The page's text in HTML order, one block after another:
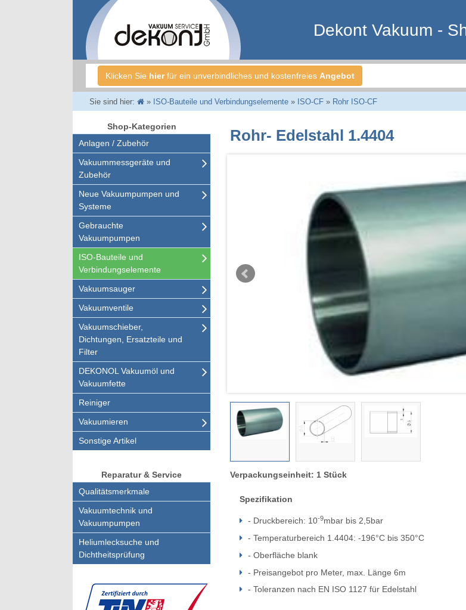
Dekont Vakuum -
Klicken Sie hierfür ein unverbindliches und kostenfreies Angebot
Sie sind hier: » ISO-Bauteile und Verbindungselemente» ISO-CF» Rohr ISO-CF
Shop-Kategorien
Anlagen / Zubehör
Vakuummessgeräte und
Zubehör
Neue Vakuumpumpen und
Systeme
Gebrauchte
Vakuumpumpen
ISO-Bauteile und
Verbindungselemente
Vakuumsauger
Vakuumventile
Vakuumschieber,
Dichtungen, Ersatzteile und
Filter
DEKONOL Vakuumöl und
Vakuumfette
Reiniger
Vakuumieren
Sonstige Artikel
Reparatur & Service
Qualitätsmerkmale
Vakuumtechnik und
Vakuumpumpen
Heliumlecksuche und
Dichtheitsprüfung
Rohr- Edelstahl 1.4404
Verpackungseinheit: 1 Stück
Spezifikation
- Druckbereich: 10-9mbar bis 2,5bar
- Temperaturbereich 1.4404: -196°C bis 350°C
- Oberfläche blank
- Preisangebot pro Meter, max. Länge 6m
- Toleranzen nach EN ISO 1127 für Edelstahl